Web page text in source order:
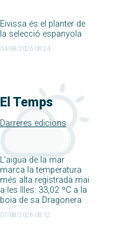
Eivissa és el planter de
la selecció espanyola
04/08/2026 08:24
El Temps
Darreres edicions
L’aigua de la mar
marca la temperatura
més alta registrada mai
a les Illes: 33,02 ºC a la
boia de sa Dragonera
07/08/2026 08:12